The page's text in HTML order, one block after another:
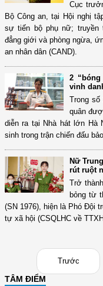
Cục
Bộ Công an, tại Hội nghị
sự tiến bộ phụ nữ; truyền
đẳng giới và phòng ngừa,
an nhân dân (CAND).
2
vinh
Trong số
quân
diễn ra tại Nhà hát lớn Hà
sinh trong trận chiến đấu
Nữ
rút ruột
Trở
bỏng từ
(SN 1976), hiện là Phó Đội
tự xã hội (CSQLHC về
Trước
TÂM ĐIỂM